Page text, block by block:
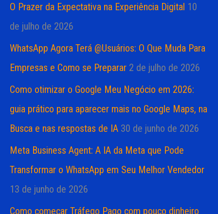
O Prazer da Expectativa na Experiência Digital 10
de julho de 2026
WhatsApp Agora Terá @Usuários: O Que Muda Para
Empresas e Como se Preparar 2 de julho de 2026
Como otimizar o Google Meu Negócio em 2026:
guia prático para aparecer mais no Google Maps, na
Busca e nas respostas de IA 30 de junho de 2026
Meta Business Agent: A IA da Meta que Pode
Transformar o WhatsApp em Seu Melhor Vendedor
13 de junho de 2026
Como começar Tráfego Pago com pouco dinheiro